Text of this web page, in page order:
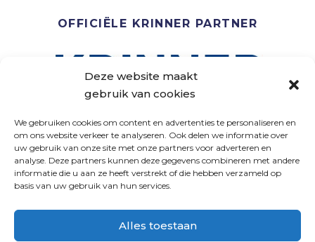
Deze website maakt
gebruik van cookies
We gebruiken cookies om content en advertenties te personaliseren en
om ons website verkeer te analyseren. Ook delen we informatie over
uw gebruik van onze site met onze partners voor adverteren en
analyse. Deze partners kunnen deze gegevens combineren met andere
informatie die u aan ze heeft verstrekt of die hebben verzameld op
basis van uw gebruik van hun services.
Alles toestaan
OFFICIËLE KRINNER PARTNER
VOLG ONS